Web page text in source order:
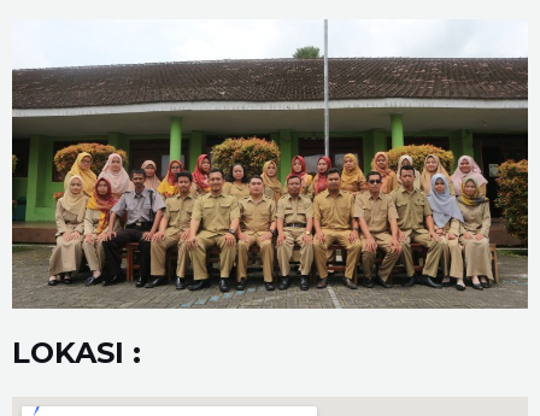
LOKASI :